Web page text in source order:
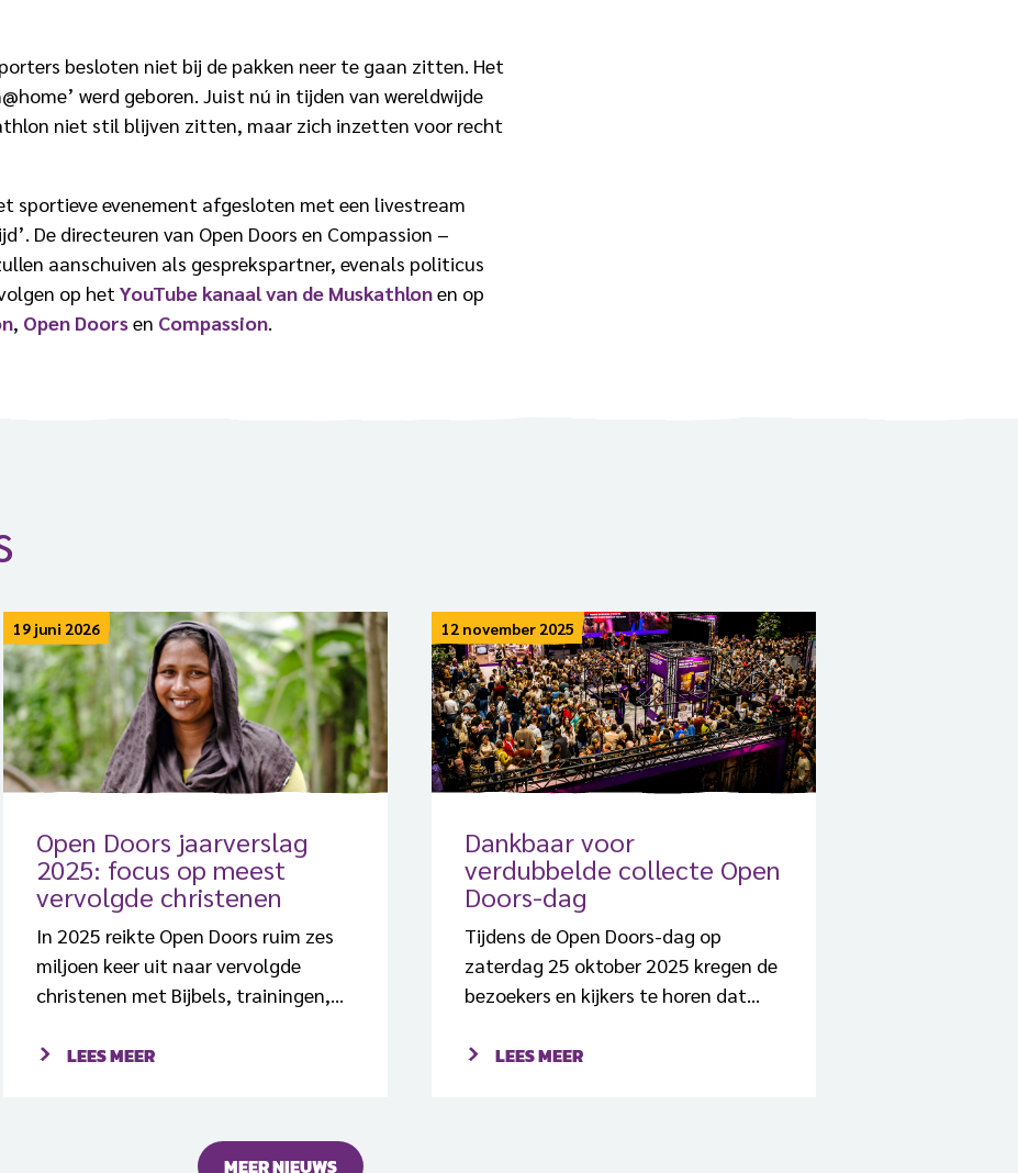
besloten niet bij de pakken neer te gaan zitten. Het
werd geboren. Juist nú in tijden van wereldwijde
niet stil blijven zitten, maar zich inzetten voor recht
sportieve evenement afgesloten met een livestream
De directeuren van Open Doors en Compassion –
aanschuiven als gesprekspartner, evenals politicus
op het YouTube kanaal van de Muskathlonen op
, Open Doorsen Compassion.
19 juni 2026
Open Doors jaarverslag
2025: focus op meest
vervolgde christenen
In 2025 reikte Open Doors ruim zes
miljoen keer uit naar vervolgde
christenen met Bijbels, trainingen,
pleitbezorging.
LEES MEER
12 november 2025
Dankbaar voor
verdubbelde collecte Open
Doors-dag
Tijdens de Open Doors-dag op
zaterdag 25 oktober 2025 kregen de
bezoekers en kijkers te horen dat
LEES MEER
MEER NIEUWS